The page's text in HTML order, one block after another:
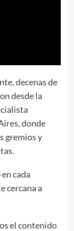
decenas de
desde la
donde
gremios y
en cada
cercana a
el contenido